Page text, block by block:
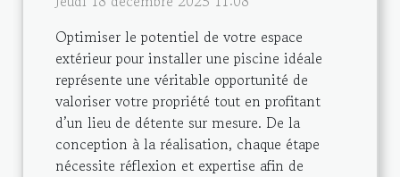
Optimiser le potentiel de votre espace
extérieur pour installer une piscine idéale
représente une véritable opportunité de
valoriser votre propriété tout en profitant
d’un lieu de détente sur mesure. De la
conception à la réalisation, chaque étape
nécessite réflexion et expertise afin de